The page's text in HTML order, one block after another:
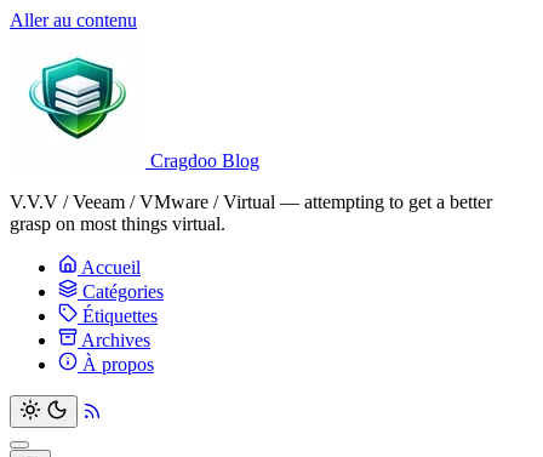
Aller au contenu
Cragdoo Blog
V.V.V / Veeam / VMware / Virtual — attempting to get a better
grasp on most things virtual.
Accueil
Catégories
Étiquettes
Archives
À propos